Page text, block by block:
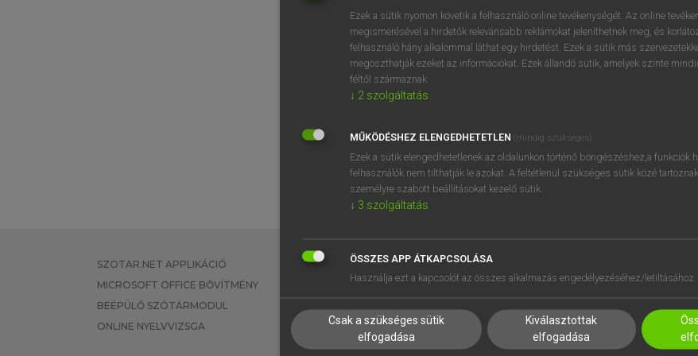
BELÉPÉS
próbaverziójának
regisztrálok és
REGISZTRÁCIÓ
SZOTAR.NET APPLIKÁCIÓ
MICROSOFT OFFICE BŐVÍTMÉNY
BEÉPÜLŐ SZÓTÁRMODUL
ONLINE NYELVVIZSGA
EGYÉNI FELHASZNÁLÓKNAK
TANULÓKNAK
VÁLLALATI MEGOLDÁSOK
SÚGÓ
RÓLUNK
SÜTI BEÁLLÍTÁSOK
Ezek a sütik nyomon követik a felhasználó online tevékenységét. Az online
megismerésével a hirdetők relevánsabb reklámokat jeleníthetnek meg, és
felhasználó hány alkalommal láthat egy hirdetést. Ezek a sütik más
megoszthatják ezeket az információkat. Ezek állandó sütik, amelyek szinte
féltől származnak.
↓ 2 szolgáltatás
MŰKÖDÉSHEZ ELENGEDHETETLEN (mindig szükséges)
Ezek a sütik elengedhetetlenek az oldalunkon történő böngészéshez,a funkciók
felhasználók nem tilthatják le azokat. A feltétlenül szükséges sütik közé
személyre szabott beállításokat kezelő sütik.
↓ 3 szolgáltatás
ÖSSZES APP ÁTKAPCSOLÁSA
Használja ezt a kapcsolót az összes alkalmazás engedélyezéséhez/letiltásához.
Csak a szükséges sütik
elfogadása
Kiválasztottak
elfogadása